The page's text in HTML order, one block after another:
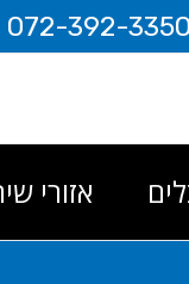
אזורי